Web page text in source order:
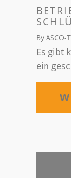
By ASCO-
Es gibt
ein